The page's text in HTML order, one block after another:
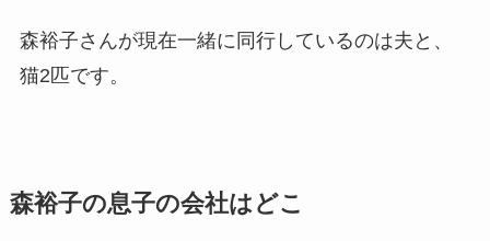
森裕子さんが現在一緒に同行しているのは夫と、
猫2匹です。
森裕子の息子の会社はどこ